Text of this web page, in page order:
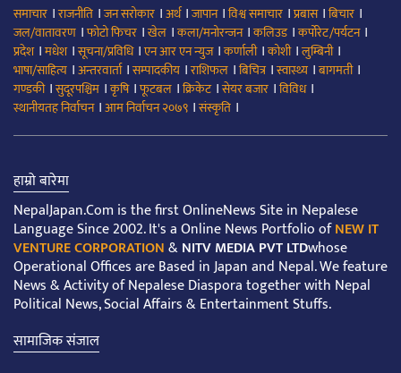
समाचार ।राजनीति ।जन सरोकार ।अर्थ।जापान।विश्व समाचार ।प्रबास।बिचार ।
जल/वातावरण ।फोटो फिचर ।खेल ।कला/मनोरन्जन।कलिउड।कर्पोरेट/पर्यटन।
प्रदेश।मधेश।सूचना/प्रविधि।एन आर एन न्युज।कर्णाली।कोशी।लुम्बिनी।
भाषा/साहित्य ।अन्तरवार्ता।सम्पादकीय ।राशिफल ।बिचित्र।स्वास्थ्य ।बागमती।
गण्डकी।सुदूरपश्चिम ।कृषि।फूटबल ।क्रिकेट।सेयर बजार ।विविध।
स्थानीयतह निर्वाचन।आम निर्वाचन २०७९ ।संस्कृति ।
हाम्रो बारेमा
NepalJapan.Com is the first OnlineNews Site in Nepalese
Language Since 2002. It's a Online News Portfolio ofNEW IT
VENTURE CORPORATION&NITV MEDIA PVT LTDwhose
Operational Offices are Based in Japan and Nepal. We feature
News & Activity of Nepalese Diaspora together with Nepal
Political News, Social Affairs & Entertainment Stuffs.
सामाजिक संजाल